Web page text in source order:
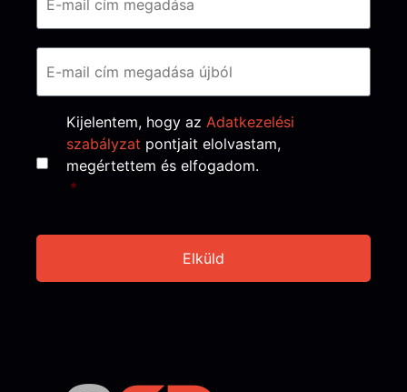
Consent *
Kijelentem, hogy az Adatkezelési
szabályzat pontjait elolvastam,
megértettem és elfogadom.
*